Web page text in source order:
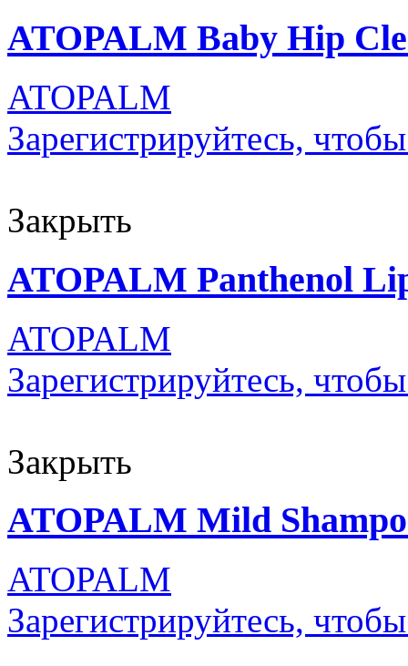
ATOPALM Baby Hip
ATOPALM
Зарегистрируйтесь,
Закрыть
ATOPALM Panthenol
ATOPALM
Зарегистрируйтесь,
Закрыть
ATOPALM Mild
ATOPALM
Зарегистрируйтесь,